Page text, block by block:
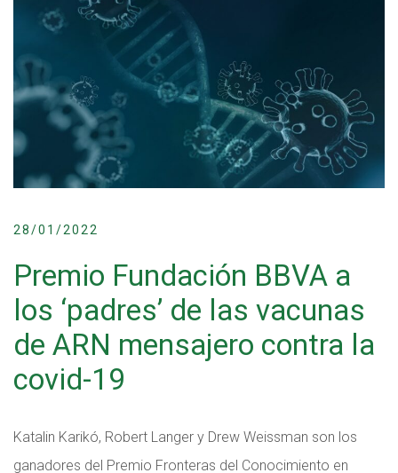
28/01/2022
Premio Fundación BBVA a
los ‘padres’ de las vacunas
de ARN mensajero contra la
covid-19
Katalin Karikó, Robert Langer y Drew Weissman son los
ganadores del Premio Fronteras del Conocimiento en